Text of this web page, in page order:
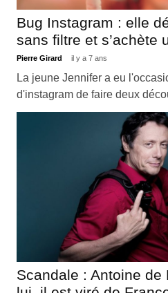
Bug Instagram : elle
sans filtre et s’achète
Pierre Girard il y a 7 ans
La jeune Jennifer a eu
d'instagram de faire deux
Scandale : Antoine de